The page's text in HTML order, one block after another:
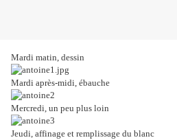
Mardi matin, dessin
Mardi après-midi, ébauche
Mercredi, un peu plus loin
Jeudi, affinage et remplissage du blanc